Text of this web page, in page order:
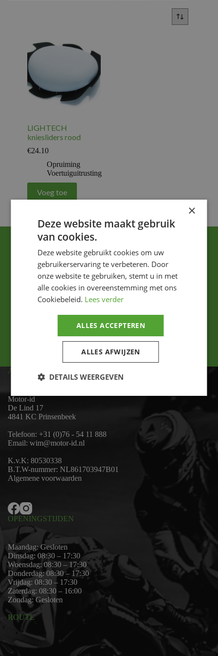
LIGHTECH
kniesliders rood
€24.10
Opruiming
Voertuiguitrusting
Voeg toe
Ik ga akkoord met het privacybeleid.
ADRES
Motor-id
De Lind 17
4841 KC Prinsenbeek
Telefoon: +31 (0)76 - 54 11 888
Email: wim@motor-id.nl
K.v.K: 80530338
B.T.W-nummer: NL861703947B01
Algemene voorwaarden
OPENINGSTIJDEN
Maandag: Gesloten
Dinsdag: 08:30 – 17:30
Woensdag: 08:30 – 17:30
Donderdag: 08:30 – 17:30
Vrijdag: 08:30 – 17:30
Zaterdag: 08:30 – 16:00
Zondag: Gesloten
ROUTE
×
Deze website maakt gebruik
van cookies.
Deze website gebruikt cookies om uw
gebruikerservaring te verbeteren. Door
onze website te gebruiken, stemt u in met
alle cookies in overeenstemming met ons
Cookiebeleid. Lees verder
ALLES ACCEPTEREN
ALLES AFWIJZEN
DETAILS WEERGEVEN